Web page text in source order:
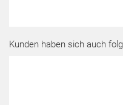
Kunden haben sich auch